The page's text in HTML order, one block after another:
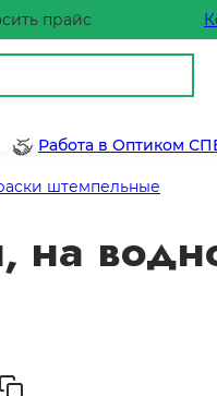
прайс
Работа в Оптиком
штемпельные
на